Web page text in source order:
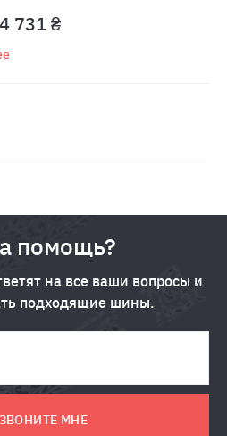
4 731 ₴
помощь?
на все ваши вопросы и
подходящие шины.
МНЕ